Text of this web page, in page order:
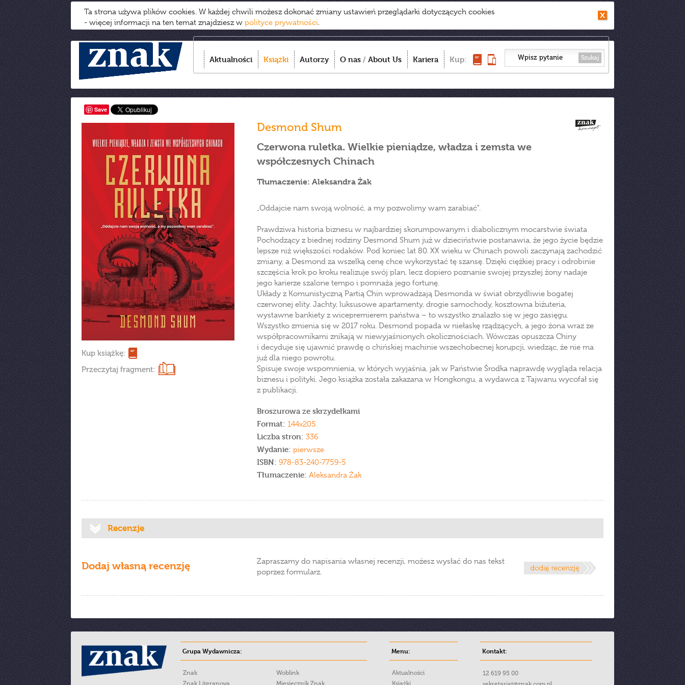
Ta strona używa plików cookies. W każdej chwili możesz dokonać zmiany ustawień przeglądarki dotyczących cookies
- więcej informacji na ten temat znajdziesz w polityce prywatności.
Aktualności Książki Autorzy O nas / About Us Kariera Kup: Szukaj
Save
Kup książkę:
Przeczytaj fragment:
Desmond Shum
Czerwona ruletka. Wielkie pieniądze, władza i zemsta we
współczesnych Chinach
Tłumaczenie: Aleksandra Żak
„Oddajcie nam swoją wolność, a my pozwolimy wam zarabiać”.
Prawdziwa historia biznesu w najbardziej skorumpowanym i diabolicznym mocarstwie świata
Pochodzący z biednej rodziny Desmond Shum już w dzieciństwie postanawia, że jego życie będzie
lepsze niż większości rodaków. Pod koniec lat 80. XX wieku w Chinach powoli zaczynają zachodzić
zmiany, a Desmond za wszelką cenę chce wykorzystać tę szansę. Dzięki ciężkiej pracy i odrobinie
szczęścia krok po kroku realizuje swój plan, lecz dopiero poznanie swojej przyszłej żony nadaje
jego karierze szalone tempo i pomnaża jego fortunę.
Układy z Komunistyczną Partią Chin wprowadzają Desmonda w świat obrzydliwie bogatej
czerwonej elity. Jachty, luksusowe apartamenty, drogie samochody, kosztowna biżuteria,
wystawne bankiety z wicepremierem państwa – to wszystko znalazło się w jego zasięgu.
Wszystko zmienia się w 2017 roku. Desmond popada w niełaskę rządzących, a jego żona wraz ze
współpracownikami znikają w niewyjaśnionych okolicznościach. Wówczas opuszcza Chiny
i decyduje się ujawnić prawdę o chińskiej machinie wszechobecnej korupcji, wiedząc, że nie ma
już dla niego powrotu.
Spisuje swoje wspomnienia, w których wyjaśnia, jak w Państwie Środka naprawdę wygląda relacja
biznesu i polityki. Jego książka została zakazana w Hongkongu, a wydawca z Tajwanu wycofał się
z publikacji.
Broszurowa ze skrzydełkami
Format: 144x205
Liczba stron: 336
Wydanie: pierwsze
ISBN: 978-83-240-7759-5
Tłumaczenie: Aleksandra Żak
Recenzje
Dodaj własną recenzję
Zapraszamy do napisania własnej recenzji, możesz wysłać do nas tekst
poprzez formularz.
Grupa Wydawnicza:
Znak
Znak Literanova
Woblink
Miesięcznik Znak
Menu:
Aktualności
Książki
Kontakt:
12 619 95 00